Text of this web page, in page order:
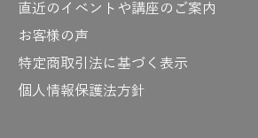
直近のイベントや講座のご案内
お客様の声
特定商取引法に基づく表示
個人情報保護法方針